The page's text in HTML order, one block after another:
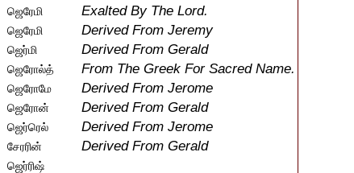
ஜெரேமி
Exalted By The Lord.
ஜெரேமி
Derived From Jeremy
ஜெர்மி
Derived From Gerald
ஜெரோல்த்
From The Greek For Sacred Name.
ஜெரோமே
Derived From Jerome
ஜெரோன்
Derived From Gerald
ஜெர்ரெல்
Derived From Jerome
சேரரின்
Derived From Gerald
ஜெர்ரிஷ்